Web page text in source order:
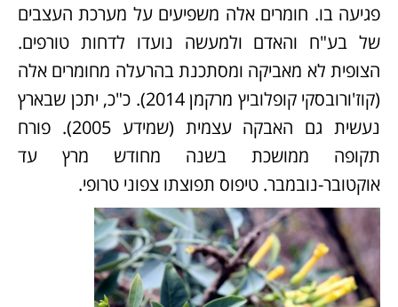
פגיעה בו. חומרים אלה משפיעים על מערכת העצבים
של בע"ח והאדם ולמעשה נועדו לדחות טורפים.
הצופית לא מאביקה ומסתכנת בהרעלה מחומרים אלה
(קוז'ורובסקי קופלוביץ מרקמן 2014). כ"כ, יתכן שבארץ
נעשית גם האבקה עצמית (שמידע 2005). פורח
תקופה ממושכת בשנה מחודש מרץ עד
אוקטובר-נובמבר. טיפוס תפוצתו צפוני טרופי.